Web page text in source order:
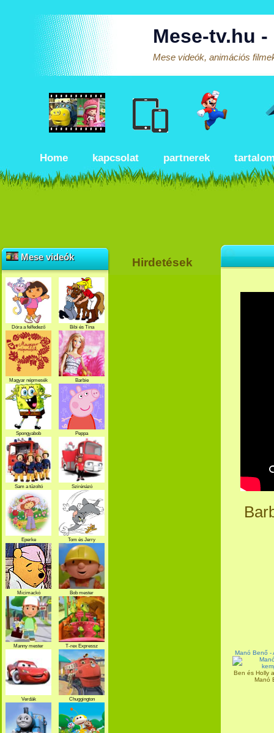
Mese-tv.hu
Mese videók, animációs
Home kapcsolat partnerek
Manó Benő -
Ben és Holly
Manó
Mese videók
Dóra a felfedező Bibi és Tina
Magyar népmesék Barbie
Spongyabob Peppa
Sam a tűzoltó
Szirénázó
szupercsapat
Eperke Tom és Jerry
Micimackó Bob mester
Manny mester T-rex Expressz
Verdák Chuggington
Hirdetések